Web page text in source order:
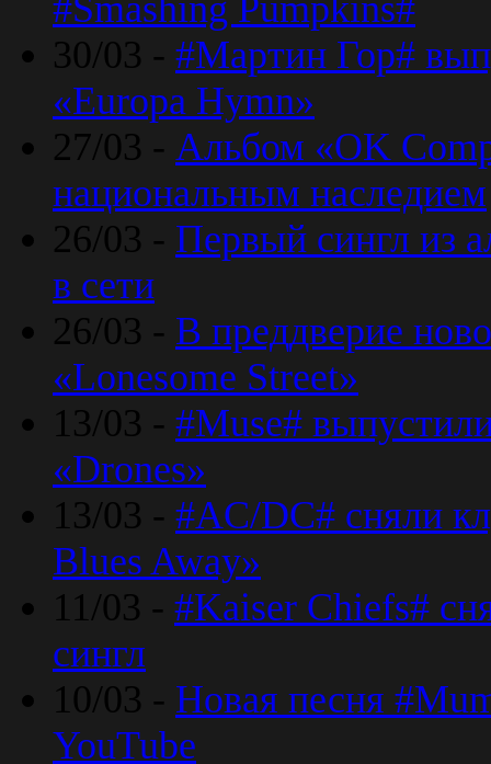
#Smashing Pumpkins#
30/03 - #Мартин Гор#
«Europa Hymn»
27/03 - Альбом «OK
национальным наследием
26/03 - Первый сингл из
в сети
26/03 - В преддверие
«Lonesome Street»
13/03 - #Muse#
«Drones»
13/03 - #AC/DC# сняли
Blues Away»
11/03 - #Kaiser Chiefs#
сингл
10/03 - Новая песня
YouTube